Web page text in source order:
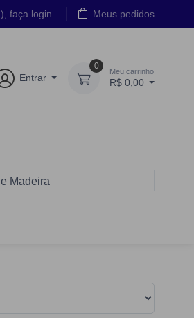
faça login Meus pedidos
Entrar
0
Meu carrinho
R$ 0,00
Madeira